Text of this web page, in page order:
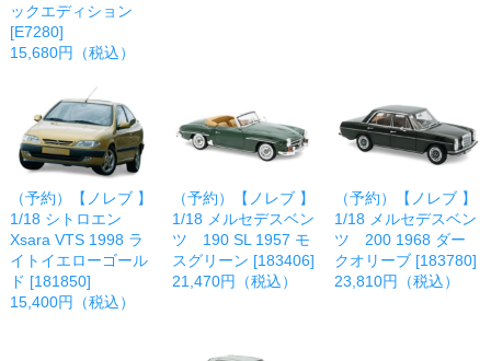
ックエディション
[E7280]
15,680円（税込）
（予約）【ノレブ 】
1/18 シトロエン
Xsara VTS 1998 ラ
イトイエローゴール
ド [181850]
15,400円（税込）
（予約）【ノレブ 】
1/18 メルセデスベン
ツ 190 SL 1957 モ
スグリーン [183406]
21,470円（税込）
（予約）【ノレブ 】
1/18 メルセデスベン
ツ 200 1968 ダー
クオリーブ [183780]
23,810円（税込）